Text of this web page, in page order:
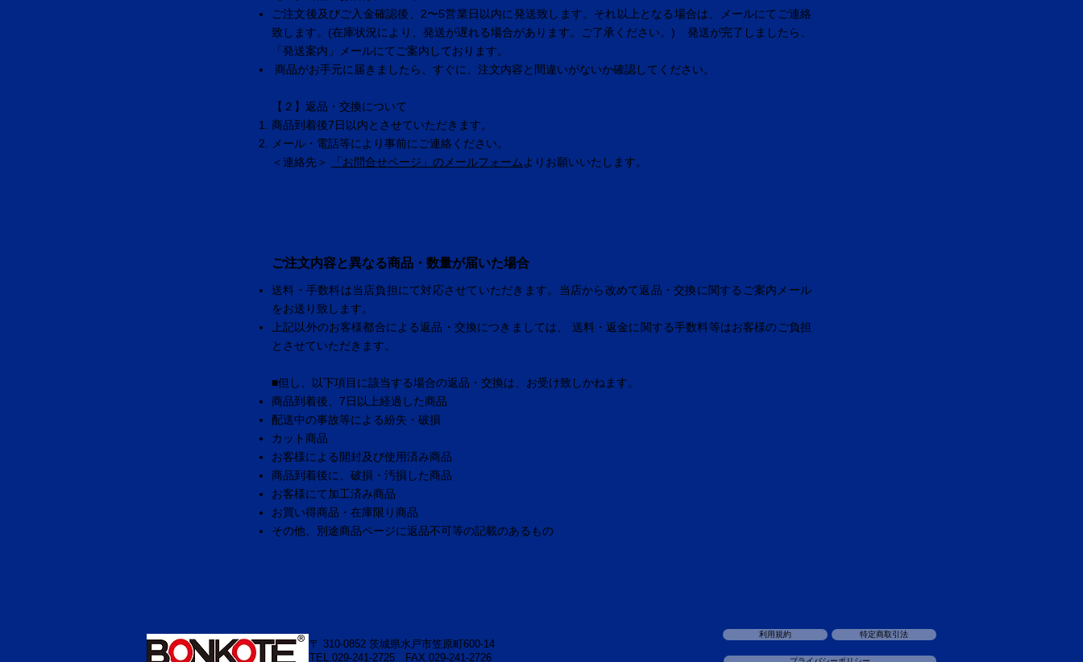
ご注文後及びご入金確認後、2〜5営業日以内に発送致します。それ以上となる場合は、メールにてご連絡
致します。(在庫状況により、発送が遅れる場合があります。ご了承ください。) 発送が完了しましたら、
「発送案内」メールにてご案内しております。
商品がお手元に届きましたら、すぐに、注文内容と間違いがないか確認してください。
【２】返品・交換について
商品到着後7日以内とさせていただきます。
メール・電話等により事前にご連絡ください。
＜連絡先＞
「お問合せページ」のメールフォームよりお願いいたします。
ご注文内容と異なる商品・数量が届いた場合
送料・手数料は当店負担にて対応させていただきます。当店から改めて返品・交換に関するご案内メール
をお送り致します。
上記以外のお客様都合による返品・交換につきましては、 送料・返金に関する手数料等はお客様のご負担
とさせていただきます。
■但し、以下項目に該当する場合の返品・交換は、お受け致しかねます。
商品到着後、7日以上経過した商品
配送中の事故等による紛失・破損
カット商品
お客様による開封及び使用済み商品
商品到着後に、破損・汚損した商品
お客様にて加工済み商品
お買い得商品・在庫限り商品
その他、別途商品ページに返品不可等の記載のあるもの
〒 310-0852 茨城県水戸市笠原町600-14
TEL.029-241-2725
FAX.029-241-2726
利用規約 特定商取引法